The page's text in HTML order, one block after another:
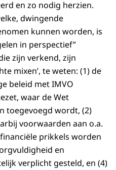
en zo nodig herzien.
dwingende
kunnen worden, is
in perspectief”
zijn verkend, zijn
mixen’, te weten: (1) de
beleid met IMVO
waar de Wet
toegevoegd wordt, (2)
voorwaarden aan o.a.
prikkels worden
en
verplicht gesteld, en (4)